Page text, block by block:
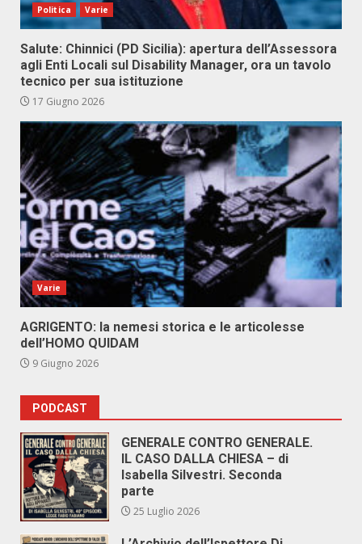
Politica Varie
Salute: Chinnici (PD Sicilia): apertura dell’Assessora
agli Enti Locali sul Disability Manager, ora un tavolo
tecnico per sua istituzione
17 Giugno 2026
Varie
AGRIGENTO: la nemesi storica e le articolesse
dell’HOMO QUIDAM
9 Giugno 2026
PODCAST
GENERALE CONTRO GENERALE.
IL CASO DALLA CHIESA – di
Isabella Silvestri. Seconda
parte
25 Luglio 2026